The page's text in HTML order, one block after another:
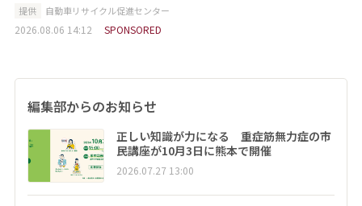
提供 自動車リサイクル促進センター
2026.08.06 14:12 SPONSORED
編集部からのお知らせ
正しい知識が力になる 重症筋無力症の市
民講座が10月3日に熊本で開催
2026.07.27 13:00